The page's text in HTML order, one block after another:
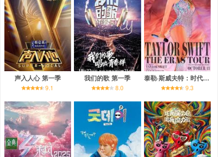
声入人心 第一季
9.1
我们的歌 第一季
8.0
泰勒·斯威夫特：时代巡回演唱会
9.3